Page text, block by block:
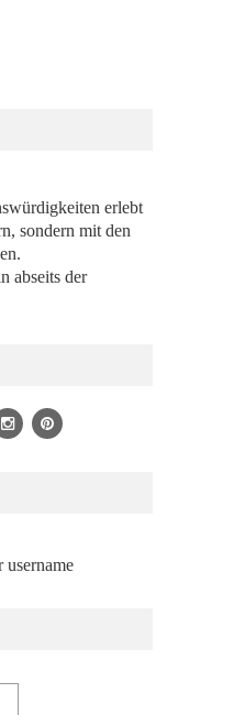
erlebt
sondern mit den
abseits der
username